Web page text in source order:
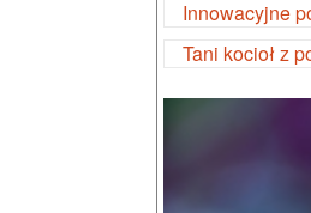
Innowacyjne
Tani kocioł z